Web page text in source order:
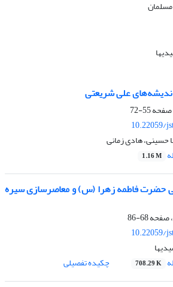
علی شریعتی
55-72
10.22059/
حسینی، هادی زمانی
1.16 M
حضرت فاطمه زهرا (س) و معاصرسازی سیره
68-86
10.22059/
708.29 K چکیده تفصیلی